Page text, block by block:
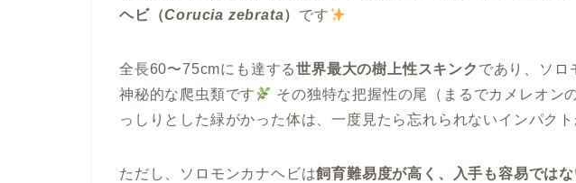
ヘビ（Corucia zebrata） です
全長60〜75cmにも達する世界最大の樹上性スキンク であり、ソロ
神秘的な爬虫類です
その独特な把握性の尾（まるでカメレオン
っしりとした緑がかった体は、一度見たら忘れられないインパクト
ただし、ソロモンカナヘビは飼育難易度が高く、入手も容易では